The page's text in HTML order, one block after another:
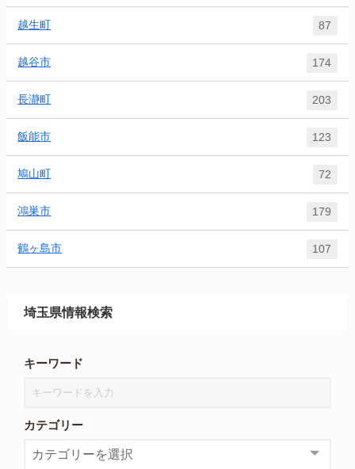
越生町 87
越谷市 174
長瀞町 203
飯能市 123
鳩山町 72
鴻巣市 179
鶴ヶ島市 107
埼玉県情報検索
キーワード
カテゴリー